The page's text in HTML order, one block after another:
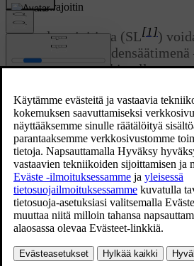
Päivitetty 19.03.2020
Nopeudenrajoitin
Nopeudenrajoitinta (SL[1])
käänteisenä
nopeutta kaasupolkimella,
ylittämisen vahingossa.